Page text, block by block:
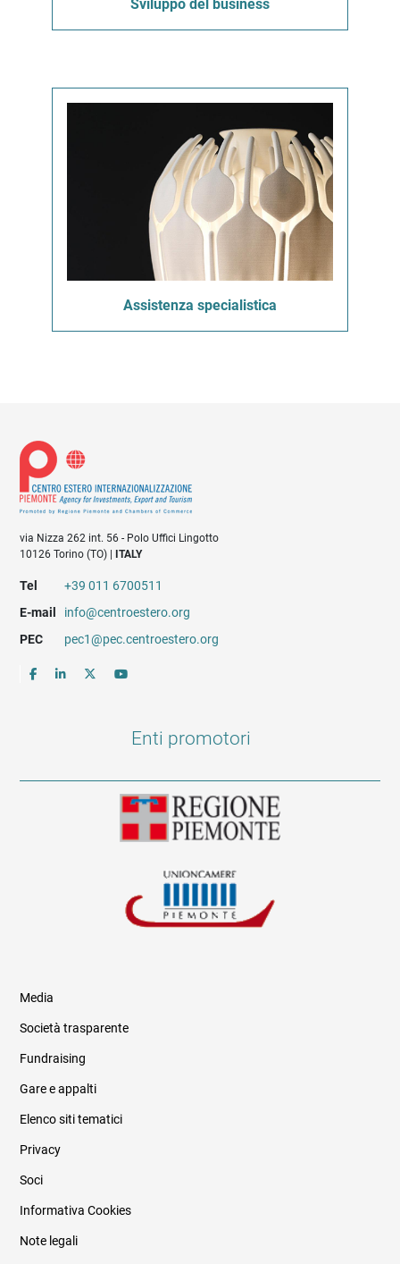
Sviluppo del business
Assistenza specialistica
via Nizza 262 int. 56 - Polo Uffici Lingotto
10126 Torino (TO) |
ITALY
Tel
+39 011 6700511
E-mail
info@centroestero.org
PEC
pec1@pec.centroestero.org
Enti promotori
Informazioni legali e trasparenza
Media
Società trasparente
Fundraising
Gare e appalti
Elenco siti tematici
Privacy
Soci
Informativa Cookies
Note legali